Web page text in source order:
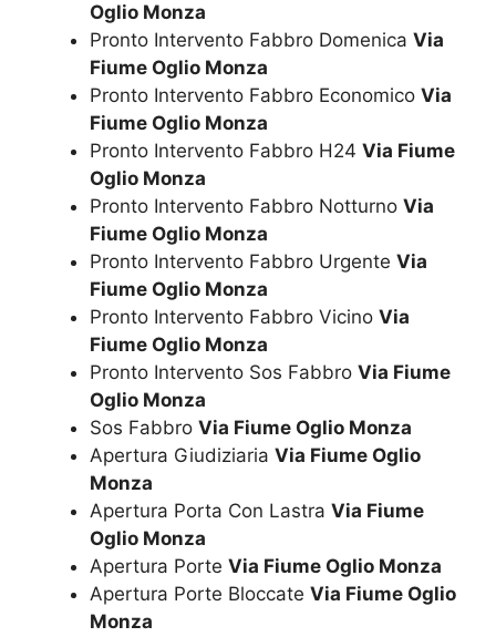
Oglio Monza
Pronto Intervento Fabbro Domenica Via
Fiume Oglio Monza
Pronto Intervento Fabbro Economico Via
Fiume Oglio Monza
Pronto Intervento Fabbro H24 Via Fiume
Oglio Monza
Pronto Intervento Fabbro Notturno Via
Fiume Oglio Monza
Pronto Intervento Fabbro Urgente Via
Fiume Oglio Monza
Pronto Intervento Fabbro Vicino Via
Fiume Oglio Monza
Pronto Intervento Sos Fabbro Via Fiume
Oglio Monza
Sos Fabbro Via Fiume Oglio Monza
Apertura Giudiziaria Via Fiume Oglio
Monza
Apertura Porta Con Lastra Via Fiume
Oglio Monza
Apertura Porte Via Fiume Oglio Monza
Apertura Porte Bloccate Via Fiume Oglio
Monza